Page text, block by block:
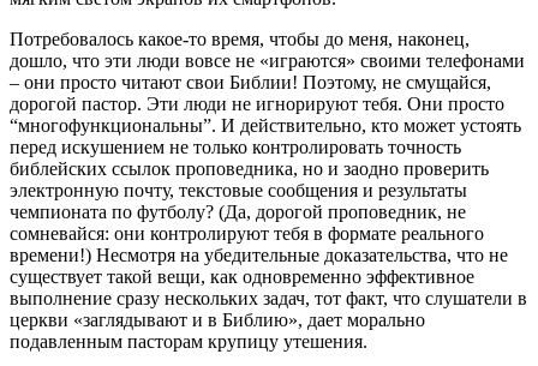
Потребовалось какое-то время, чтобы до меня, наконец,
дошло, что эти люди вовсе не «играются» своими телефонами
– они просто читают свои Библии! Поэтому, не смущайся,
дорогой пастор. Эти люди не игнорируют тебя. Они просто
“многофункциональны”. И действительно, кто может устоять
перед искушением не только контролировать точность
библейских ссылок проповедника, но и заодно проверить
электронную почту, текстовые сообщения и результаты
чемпионата по футболу? (Да, дорогой проповедник, не
сомневайся: они контролируют тебя в формате реального
времени!) Несмотря на убедительные доказательства, что не
существует такой вещи, как одновременно эффективное
выполнение сразу нескольких задач, тот факт, что слушатели в
церкви «заглядывают и в Библию», дает морально
подавленным пасторам крупицу утешения.